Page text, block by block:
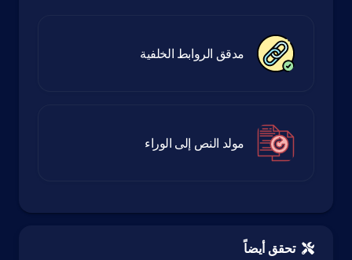
مدقق الروابط الخلفية
مولد النص إلى الوراء
تحقق أيضاً